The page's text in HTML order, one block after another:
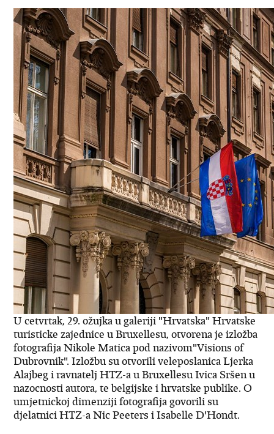
U cetvrtak, 29. ožujka u galeriji "Hrvatska" Hrvatske
turisticke zajednice u Bruxellesu, otvorena je izložba
fotografija Nikole Matica pod nazivom"Visions of
Dubrovnik". Izložbu su otvorili veleposlanica Ljerka
Alajbeg i ravnatelj HTZ-a u Bruxellesu Ivica Sršen u
nazocnosti autora, te belgijske i hrvatske publike. O
umjetnickoj dimenziji fotografija govorili su
djelatnici HTZ-a Nic Peeters i Isabelle D'Hondt.